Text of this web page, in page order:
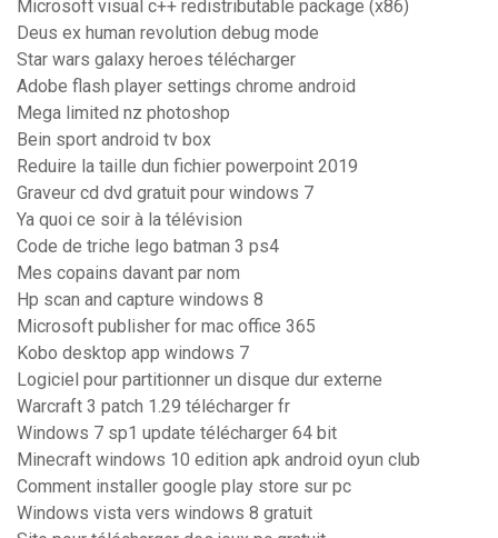
Microsoft visual c++ redistributable package (x86)
Deus ex human revolution debug mode
Star wars galaxy heroes télécharger
Adobe flash player settings chrome android
Mega limited nz photoshop
Bein sport android tv box
Reduire la taille dun fichier powerpoint 2019
Graveur cd dvd gratuit pour windows 7
Ya quoi ce soir à la télévision
Code de triche lego batman 3 ps4
Mes copains davant par nom
Hp scan and capture windows 8
Microsoft publisher for mac office 365
Kobo desktop app windows 7
Logiciel pour partitionner un disque dur externe
Warcraft 3 patch 1.29 télécharger fr
Windows 7 sp1 update télécharger 64 bit
Minecraft windows 10 edition apk android oyun club
Comment installer google play store sur pc
Windows vista vers windows 8 gratuit